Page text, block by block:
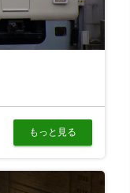
もっと見る